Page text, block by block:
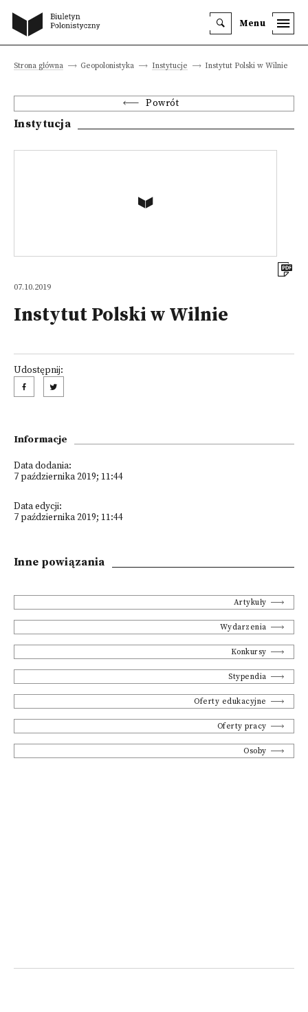
Menu
Strona główna Geopolonistyka Instytucje Instytut Polski w Wilnie
Powrót
Instytucja
07.10.2019
Instytut Polski w Wilnie
Udostępnij:
Informacje
Data dodania:
7 października 2019; 11:44
Data edycji:
7 października 2019; 11:44
Inne powiązania
Artykuły
Wydarzenia
Konkursy
Stypendia
Oferty edukacyjne
Oferty pracy
Osoby